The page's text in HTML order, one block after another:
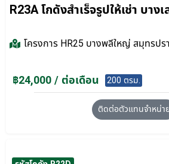
R23A โกดังสำเร็จรูปให้เช่า บา
โครงการ HR25 บางพลีใหญ่ สมุทรปร
฿24,000 / ต่อเดือน 200 ตรม.
ติดต่อตัวแทนจำหน่า